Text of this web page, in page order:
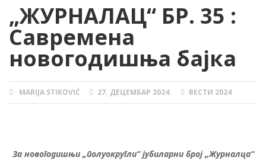
„ЖУРНАЛАЦ“ БР. 35 :
Савремена
новогодишња бајка
AUTHOR
MARIJA STIKOVIĆ
POSTED
ON
27. ДЕЦЕМБАР 2024. CATEGORIES
ВЕСТИ 2024
За новогодишњи „полуокругли“ јубиларни број „Журналца“